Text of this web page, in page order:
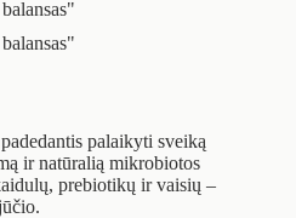
palaikyti sveiką
ir natūralią mikrobiotos
prebiotikų ir vaisių –